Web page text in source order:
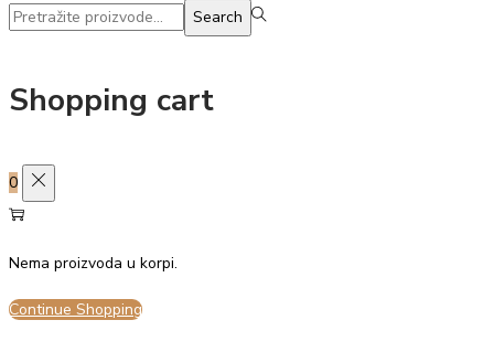
Search
Search
Shopping cart
0
Nema proizvoda u korpi.
Continue Shopping